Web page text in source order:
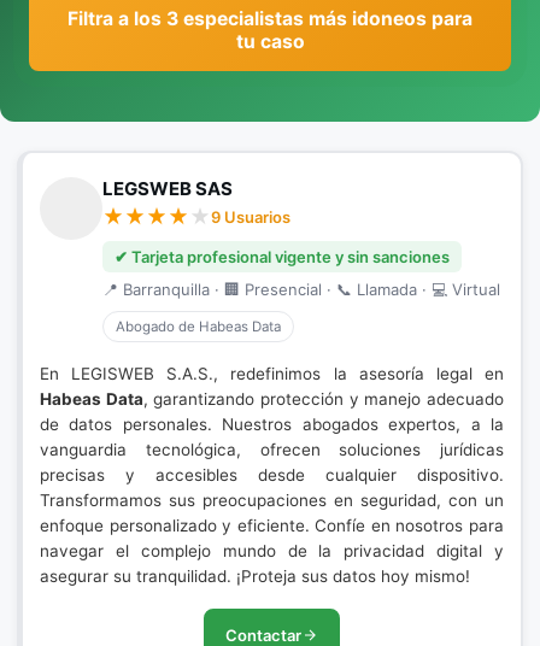
Filtra a los 3 especialistas más idoneos para
tu caso
LEGSWEB SAS
9 Usuarios
✔ Tarjeta profesional vigente y sin sanciones
📍 Barranquilla · 🏢 Presencial · 📞 Llamada · 💻 Virtual
Abogado de Habeas Data
En LEGISWEB S.A.S., redefinimos la asesoría legal en
Habeas Data, garantizando protección y manejo adecuado
de datos personales. Nuestros abogados expertos, a la
vanguardia tecnológica, ofrecen soluciones jurídicas
precisas y accesibles desde cualquier dispositivo.
Transformamos sus preocupaciones en seguridad, con un
enfoque personalizado y eficiente. Confíe en nosotros para
navegar el complejo mundo de la privacidad digital y
asegurar su tranquilidad. ¡Proteja sus datos hoy mismo!
Contactar